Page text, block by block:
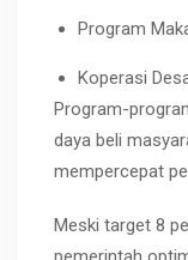
Program
Koperasi
Program-
daya beli
mempercepat
Meski target 8